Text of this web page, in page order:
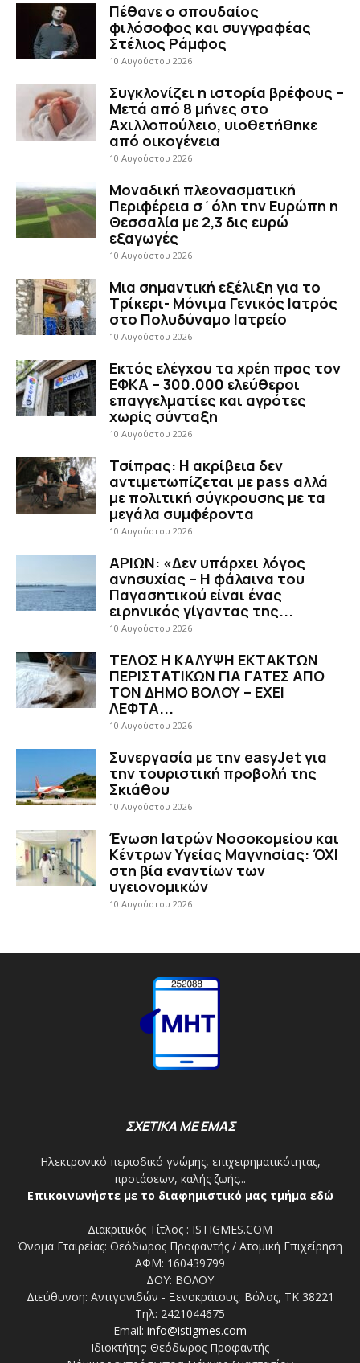
Πέθανε ο σπουδαίος
φιλόσοφος και συγγραφέας
Στέλιος Ράμφος
10 Αυγούστου 2026
Συγκλονίζει η ιστορία βρέφους –
Μετά από 8 μήνες στο
Αχιλλοπούλειο, υιοθετήθηκε
από οικογένεια
10 Αυγούστου 2026
Μοναδική πλεονασματική
Περιφέρεια σ΄όλη την Ευρώπη η
Θεσσαλία με 2,3 δις ευρώ
εξαγωγές
10 Αυγούστου 2026
Μια σημαντική εξέλιξη για το
Τρίκερι- Μόνιμα Γενικός Ιατρός
στο Πολυδύναμο Ιατρείο
10 Αυγούστου 2026
Εκτός ελέγχου τα χρέη προς τον
ΕΦΚΑ – 300.000 ελεύθεροι
επαγγελματίες και αγρότες
χωρίς σύνταξη
10 Αυγούστου 2026
Τσίπρας: Η ακρίβεια δεν
αντιμετωπίζεται με pass αλλά
με πολιτική σύγκρουσης με τα
μεγάλα συμφέροντα
10 Αυγούστου 2026
ΑΡΙΩΝ: «Δεν υπάρχει λόγος
ανησυχίας – Η φάλαινα του
Παγασητικού είναι ένας
ειρηνικός γίγαντας της...
10 Αυγούστου 2026
ΤΕΛΟΣ Η ΚΑΛΥΨΗ ΕΚΤΑΚΤΩΝ
ΠΕΡΙΣΤΑΤΙΚΩΝ ΓΙΑ ΓΑΤΕΣ ΑΠΟ
ΤΟΝ ΔΗΜΟ ΒΟΛΟΥ – ΕΧΕΙ
ΛΕΦΤΑ...
10 Αυγούστου 2026
Συνεργασία με την easyJet για
την τουριστική προβολή της
Σκιάθου
10 Αυγούστου 2026
Ένωση Ιατρών Νοσοκομείου και
Κέντρων Υγείας Μαγνησίας: ΌΧΙ
στη βία εναντίων των
υγειονομικών
10 Αυγούστου 2026
ΣΧΕΤΙΚΑ ΜΕ ΕΜΑΣ
Ηλεκτρονικό περιοδικό γνώμης, επιχειρηματικότητας,
προτάσεων, καλής ζωής...
Επικοινωνήστε με το διαφημιστικό μας τμήμα εδώ
Διακριτικός Τίτλος : ISTIGMES.COM
Όνομα Εταιρείας: Θεόδωρος Προφαντής / Ατομική Επιχείρηση
ΑΦΜ: 160439799
ΔΟΥ: ΒΟΛΟΥ
Διεύθυνση: Αντιγονιδών - Ξενοκράτους, Βόλος, ΤΚ 38221
Τηλ: 2421044675
Email: info@istigmes.com
Ιδιοκτήτης: Θεόδωρος Προφαντής